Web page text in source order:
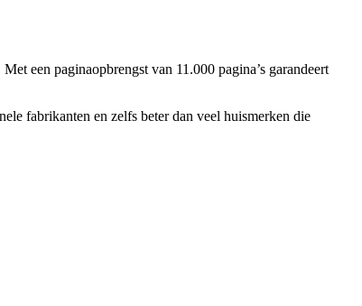
een paginaopbrengst van 11.000 pagina’s garandeert
fabrikanten en zelfs beter dan veel huismerken die